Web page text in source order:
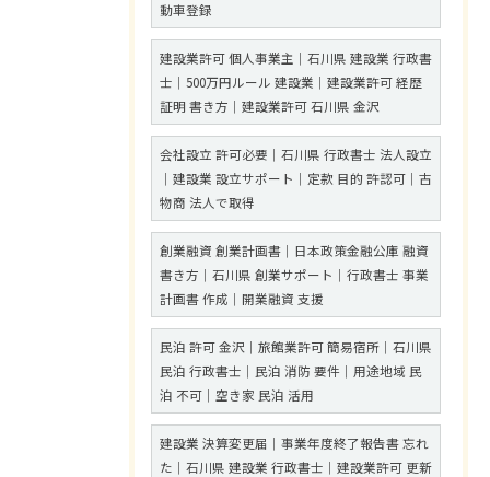
動車登録
建設業許可 個人事業主｜石川県 建設業 行政書
士｜500万円ルール 建設業｜建設業許可 経歴
証明 書き方｜建設業許可 石川県 金沢
会社設立 許可必要｜石川県 行政書士 法人設立
｜建設業 設立サポート｜定款 目的 許認可｜古
物商 法人で取得
創業融資 創業計画書｜日本政策金融公庫 融資
書き方｜石川県 創業サポート｜行政書士 事業
計画書 作成｜開業融資 支援
民泊 許可 金沢｜旅館業許可 簡易宿所｜石川県
民泊 行政書士｜民泊 消防 要件｜用途地域 民
泊 不可｜空き家 民泊 活用
建設業 決算変更届｜事業年度終了報告書 忘れ
た｜石川県 建設業 行政書士｜建設業許可 更新